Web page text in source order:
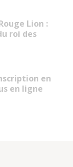
Lion :
roi des
en
en ligne